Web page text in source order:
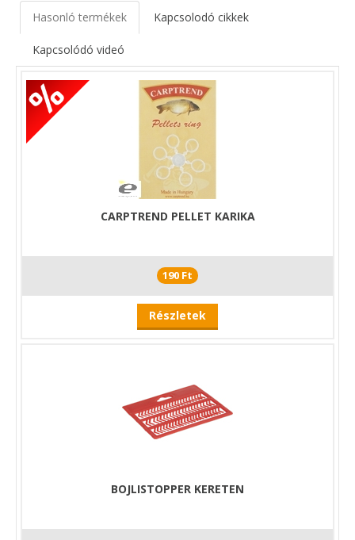
Hasonló termékek Kapcsolodó cikkek
Kapcsolódó videó
CARPTREND PELLET KARIKA
190 Ft
Részletek
BOJLISTOPPER KERETEN